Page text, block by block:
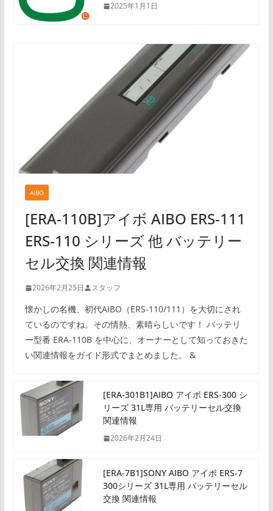
2025年1月1日
AIBO
[ERA-110B]アイボ AIBO ERS-111
ERS-110 シリーズ 他 バッテリー
セル交換 関連情報
2026年2月25日 スタッフ
懐かしの名機、初代AIBO（ERS-110/111）を大切にされ
ているのですね。その情熱、素晴らしいです！ バッテリ
ー型番 ERA-110B を中心に、オーナーとして知っておきた
い関連情報をガイド形式でまとめました。 &
[ERA-301B1]AIBO アイボ ERS-300 シ
リーズ 31L専用 バッテリーセル交換
関連情報
2026年2月24日
[ERA-7B1]SONY AIBO アイボ ERS-7
300シリーズ 31L専用 バッテリーセル
交換 関連情報